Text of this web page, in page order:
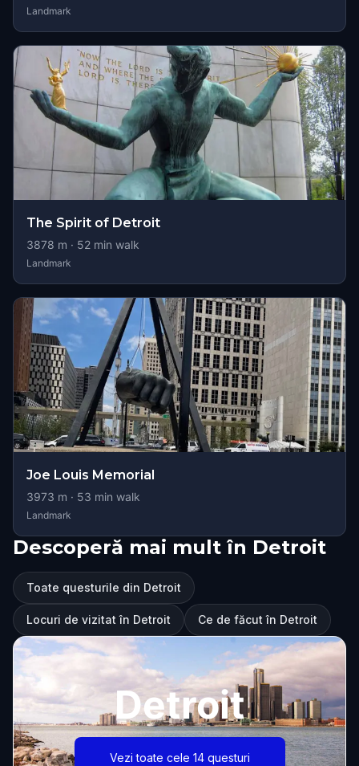
Landmark
The Spirit of Detroit
3878 m · 52 min walk
Landmark
Joe Louis Memorial
3973 m · 53 min walk
Landmark
Descoperă mai mult în Detroit
Toate questurile din Detroit
Locuri de vizitat în Detroit Ce de făcut în Detroit
Detroit
Vezi toate cele 14 questuri